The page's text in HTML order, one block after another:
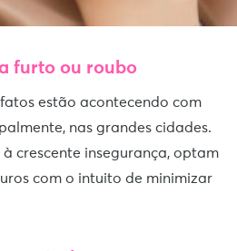
furto ou roubo
estão acontecendo com
nas grandes cidades.
à crescente insegurança, optam
com o intuito de minimizar